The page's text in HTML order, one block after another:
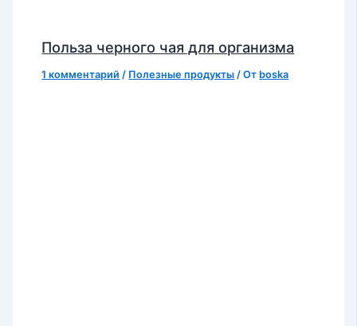
Польза черного чая для организма
1 комментарий / Полезные продукты / От boska